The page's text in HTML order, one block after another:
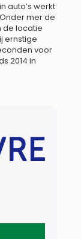
auto’s werkt
mer de
de locatie
ernstige
voor
2014 in